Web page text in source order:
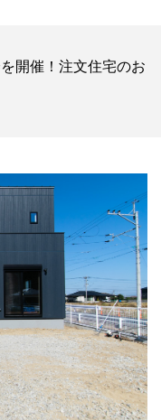
開催！注文住宅のお